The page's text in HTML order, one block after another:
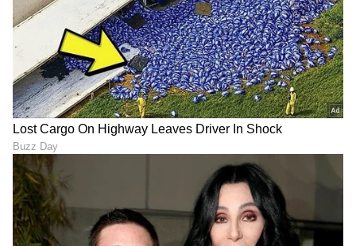
ಸಂಬಂಧ ಫ್ಯಾಷನ್,ರೆಸಿಪಿಅಪ್ಡೇಟ್‌ಗಳಿಗಾಗಿ
ಏಷ್ಯಾನೆಟ್ ಸುವರ್ಣ ನ್ಯೂಸ್‌ ಫಾಲೋ ಮಾಡಿ.
ಸಂಪೂರ್ಣ ಮಾಹಿತಿ ಒಂದೇ ಕ್ಲಿಕ್‌ನಲ್ಲಿ ಲಭ್ಯ. ಏಷ್ಯಾನೆಟ್
ಸುವರ್ಣ ನ್ಯೂಸ್ ಅಧಿಕೃತ ಆ್ಯಪ್ ಡೌನ್‌ಲೋಡ್ ಮಾಡಿ
ಹಾಗು ಎಲ್ಲಾ ಅಪ್‌ಡೇಟ್ ಗಳನ್ನು ಪಡೆಯಿರಿ.
ABOUT THE AUTHOR
AH Ashwini HR
ಮಲೆನಾಡಿನ ಹೆಬ್ಬಾಗಿಲು ಶಿವಮೊಗ್ಗದ ಸ್ಥಳೀಯ ದಿನಪತ್ರಿಕೆ
'ಕ್ರಾಂತಿದೀಪ'ದಲ್ಲಿ ಉಪ ಸಂಪಾದಕಿಯಾಗಿ ವೃತ್ತಿ ಜೀವನ ಪ್ರಾರಂಭ.
ಪತ್ರಿಕೋದ್ಯಮದಲ್ಲಿ 14 ವರ್ಷಗಳ ಅನುಭವ. ರಾಜ್ಯಮಟ್ಟದ
ದಿನಪತ್ರಿಕೆಗಳಲ್ಲಿ ಹಾಗೂ ವೆಬ್‌ಸೈಟ್‌ಗಳಲ್ಲಿ ರಾಜಕೀಯ, ಮನರಂಜನೆ,
ಶಿಕ್ಷಣ, ಆರೋಗ್ಯ, ಟ್ರೆಂಡಿಂಗ್‌, ಲೈಫ್‌ಸ್ಟೈಲ್‌ ಕುರಿತಾದ ವಿಷಯಗಳ
ಪ್ರವಾಸ ಜೀವನಶೈಲಿ